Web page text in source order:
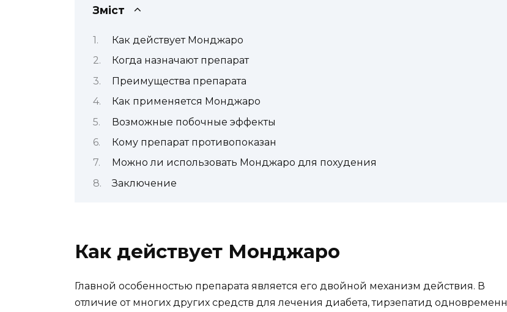
Зміст
Как действует Монджаро
Когда назначают препарат
Преимущества препарата
Как применяется Монджаро
Возможные побочные эффекты
Кому препарат противопоказан
Можно ли использовать Монджаро для похудения
Заключение
Как действует Монджаро
Главной особенностью препарата является его двойной механизм действия. В
отличие от многих других средств для лечения диабета, тирзепатид